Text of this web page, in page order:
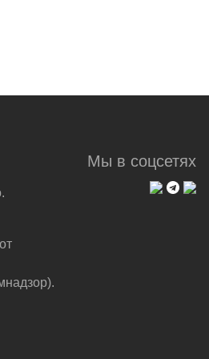
Мы в соцсетях